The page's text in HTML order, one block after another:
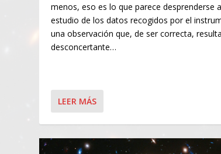
menos, eso es lo que parece desprenderse
estudio de los datos recogidos por el
una observación que, de ser correcta, resulta
desconcertante…
LEER MÁS